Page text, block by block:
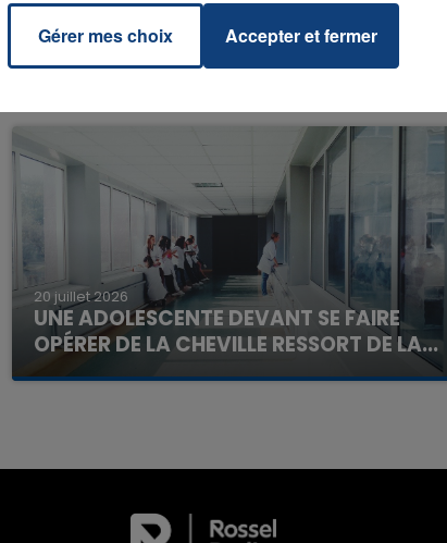
20 juillet 2026
UNE ADOLESCENTE DEVANT SE FAIRE
OPÉRER DE LA CHEVILLE RESSORT DE LA...
La famille a porté plainte contre la clinique qui a
16h00 - 20h00
La Team du Week-end
Gérer mes choix Accepter et fermer